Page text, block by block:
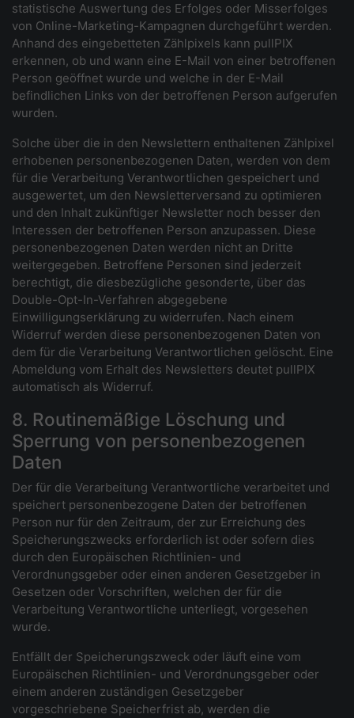
statistische Auswertung des Erfolges oder Misserfolges
von Online-Marketing-Kampagnen durchgeführt werden.
Anhand des eingebetteten Zählpixels kann pullPIX
erkennen, ob und wann eine E-Mail von einer betroffenen
Person geöffnet wurde und welche in der E-Mail
befindlichen Links von der betroffenen Person aufgerufen
wurden.
Solche über die in den Newslettern enthaltenen Zählpixel
erhobenen personenbezogenen Daten, werden von dem
für die Verarbeitung Verantwortlichen gespeichert und
ausgewertet, um den Newsletterversand zu optimieren
und den Inhalt zukünftiger Newsletter noch besser den
Interessen der betroffenen Person anzupassen. Diese
personenbezogenen Daten werden nicht an Dritte
weitergegeben. Betroffene Personen sind jederzeit
berechtigt, die diesbezügliche gesonderte, über das
Double-Opt-In-Verfahren abgegebene
Einwilligungserklärung zu widerrufen. Nach einem
Widerruf werden diese personenbezogenen Daten von
dem für die Verarbeitung Verantwortlichen gelöscht. Eine
Abmeldung vom Erhalt des Newsletters deutet pullPIX
automatisch als Widerruf.
8. Routinemäßige Löschung und
Sperrung von personenbezogenen
Daten
Der für die Verarbeitung Verantwortliche verarbeitet und
speichert personenbezogene Daten der betroffenen
Person nur für den Zeitraum, der zur Erreichung des
Speicherungszwecks erforderlich ist oder sofern dies
durch den Europäischen Richtlinien- und
Verordnungsgeber oder einen anderen Gesetzgeber in
Gesetzen oder Vorschriften, welchen der für die
Verarbeitung Verantwortliche unterliegt, vorgesehen
wurde.
Entfällt der Speicherungszweck oder läuft eine vom
Europäischen Richtlinien- und Verordnungsgeber oder
einem anderen zuständigen Gesetzgeber
vorgeschriebene Speicherfrist ab, werden die